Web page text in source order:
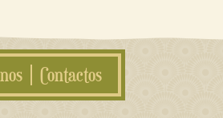
Contactos